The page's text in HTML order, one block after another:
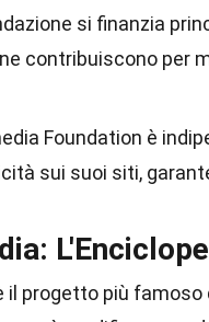
si finanzia
contribuiscono per
Foundation è
sui suoi siti,
il progetto più famoso